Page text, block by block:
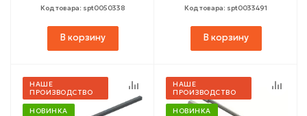
Код товара: spt0050338
В корзину
Код товара: spt0033491
В корзину
НАШЕ
ПРОИЗВОДСТВО
НОВИНКА
НАШЕ
ПРОИЗВОДСТВО
НОВИНКА